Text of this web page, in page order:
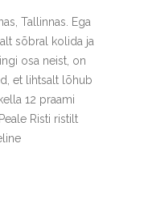
Tallinnas. Ega
sõbral kolida ja
osa neist, on
et lihtsalt lõhub
12 praami
Risti ristilt